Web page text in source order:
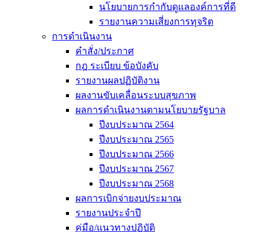
นโยบายการกำกับดูแลองค์การที่ดี
รายงานความเสี่ยงการทุจริต
การดำเนินงาน
คำสั่ง/ประกาศ
กฎ ระเบียบ ข้อบังคับ
รายงานผลปฏิบัติงาน
ผลงานขับเคลื่อนระบบสุขภาพ
ผลการดำเนินงานตามนโยบายรัฐบาล
ปีงบประมาณ 2564
ปีงบประมาณ 2565
ปีงบประมาณ 2566
ปีงบประมาณ 2567
ปีงบประมาณ 2568
ผลการเบิกจ่ายงบประมาณ
รายงานประจำปี
คู่มือ/แนวทางปฏิบัติ